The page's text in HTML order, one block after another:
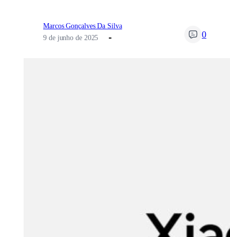
Marcos Gonçalves Da Silva
9 de junho de 2025
0